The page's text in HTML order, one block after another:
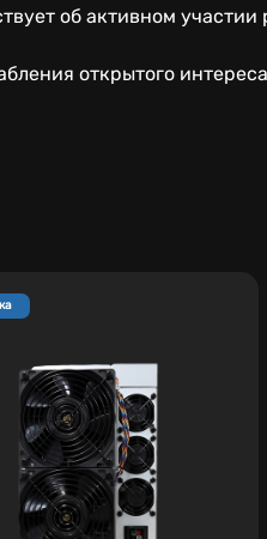
об активном участии
открытого